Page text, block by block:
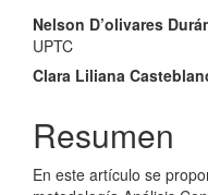
Contenido
principal
artículo
Nelson D’olivares
UPTC
Clara Liliana
Resumen
En este artículo se